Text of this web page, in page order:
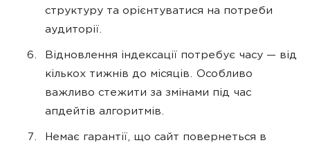
структуру та орієнтуватися на потреби
аудиторії.
Відновлення індексації потребує часу — від
кількох тижнів до місяців. Особливо
важливо стежити за змінами під час
апдейтів алгоритмів.
Немає гарантії, що сайт повернеться в